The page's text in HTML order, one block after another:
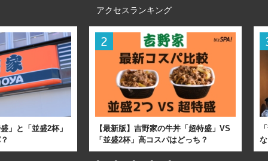
アクセスランキング
」と「並盛2杯」
【最新版】吉野家の牛丼「超特盛」VS
「並盛2杯」高コスパはどっち？